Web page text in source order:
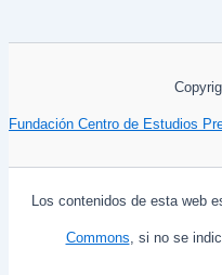
Fundación Centro de Estudios
Los contenidos de esta web
Commons, si no se